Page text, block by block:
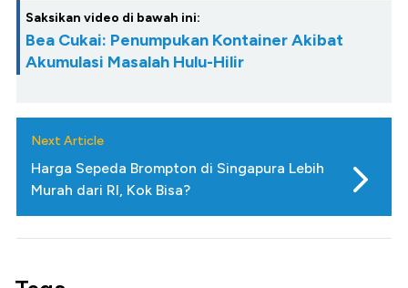
Saksikan video di bawah ini:
Bea Cukai: Penumpukan Kontainer Akibat
Akumulasi Masalah Hulu-Hilir
Next Article
Harga Sepeda Brompton di Singapura Lebih
Murah dari RI, Kok Bisa?